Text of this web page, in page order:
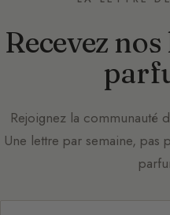
Recevez
Rejoignez la communauté
Une lettre par semaine, pas